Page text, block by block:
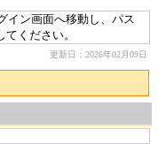
イン画面へ移動し、パス
ください。
更新日：2026年02月09日